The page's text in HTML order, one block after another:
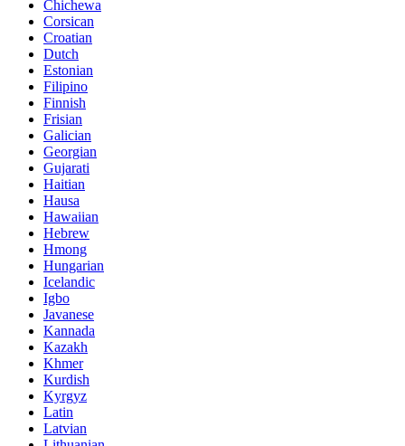
Chichewa
Corsican
Croatian
Dutch
Estonian
Filipino
Finnish
Frisian
Galician
Georgian
Gujarati
Haitian
Hausa
Hawaiian
Hebrew
Hmong
Hungarian
Icelandic
Igbo
Javanese
Kannada
Kazakh
Khmer
Kurdish
Kyrgyz
Latin
Latvian